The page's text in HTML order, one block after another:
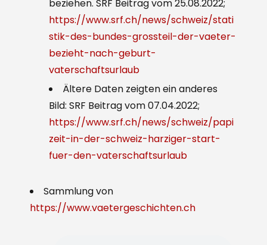
beziehen. SRF Beitrag vom 25.08.2022;
https://www.srf.ch/news/schweiz/stati
stik-des-bundes-grossteil-der-vaeter-
bezieht-nach-geburt-
vaterschaftsurlaub
Ältere Daten zeigten ein anderes
Bild: SRF Beitrag vom 07.04.2022;
https://www.srf.ch/news/schweiz/papi
zeit-in-der-schweiz-harziger-start-
fuer-den-vaterschaftsurlaub
Sammlung von
https://www.vaetergeschichten.ch